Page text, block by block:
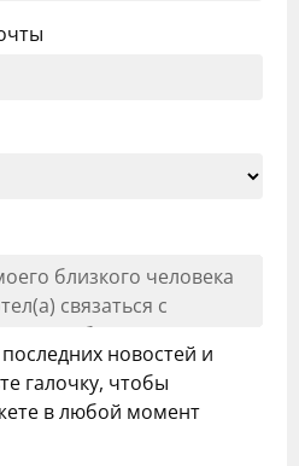
новостей и
галочку, чтобы
в любой момент